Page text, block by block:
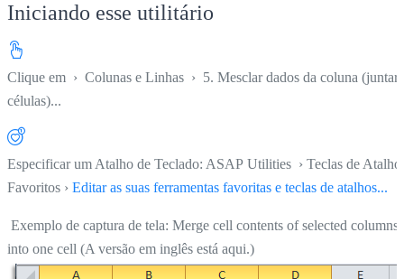
Iniciando esse utilitário
Clique em › Colunas e Linhas › 5. Mesclar dados da coluna (juntar
células)...
Especificar um Atalho de Teclado: ASAP Utilities › Teclas de Atalho
Favoritos › Editar as suas ferramentas favoritas e teclas de atalhos...
Exemplo de captura de tela: Merge cell contents of selected columns
into one cell (A versão em inglês está aqui.)